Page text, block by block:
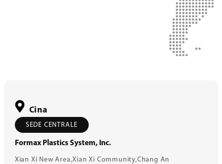
Cina
SEDE CENTRALE
Formax Plastics System, Inc.
Xian Xi New Area,Xian Xi Community,Chang An